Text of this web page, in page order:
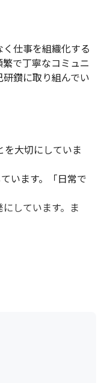
仕事を組織化する
で丁寧なコミュニ
鑽に取り組んでい
大切にしていま
います。「日常で
しています。ま